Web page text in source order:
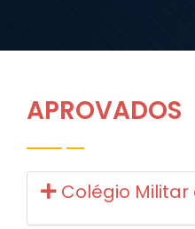
APROVADOS
Colégio Militar